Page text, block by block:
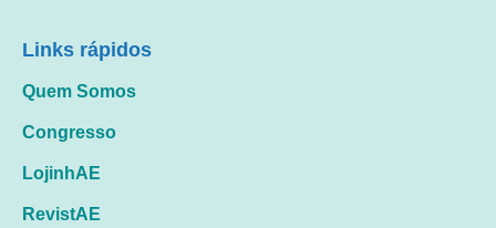
Links rápidos
Quem Somos
Congresso
LojinhAE
RevistAE